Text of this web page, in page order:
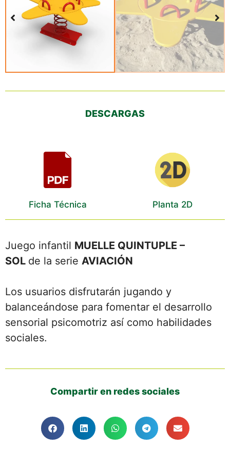
DESCARGAS
Ficha Técnica Planta 2D
Juego infantil MUELLE QUINTUPLE –
SOL de la serie AVIACIÓN
Los usuarios disfrutarán jugando y
balanceándose para fomentar el desarrollo
sensorial psicomotriz así como habilidades
sociales.
Compartir en redes sociales